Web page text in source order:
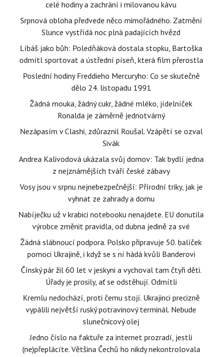
celé hodiny a zachrání i milovanou kávu
Srpnová obloha předvede něco mimořádného. Zatmění
Slunce vystřídá noc plná padajících hvězd
Líbáš jako bůh: Poledňáková dostala stopku, Bartoška
odmítl sportovat a ústřední píseň, která film přerostla
Poslední hodiny Freddieho Mercuryho: Co se skutečně
dělo 24. listopadu 1991
Žádná mouka, žádný cukr, žádné mléko, jídelníček
Ronalda je záměrně jednotvárný
Nezápasím v Clashi, zdůraznil Roušal. Vzápětí se ozval
Sivák
Andrea Kalivodová ukázala svůj domov: Tak bydlí jedna
z nejznámějších tváří české zábavy
Vosy jsou v srpnu nejnebezpečnější: Přírodní triky, jak je
vyhnat ze zahrady a domu
Nabíječku už v krabici notebooku nenajdete. EU donutila
výrobce změnit pravidla, od dubna jedině za své
Žádná slábnoucí podpora. Polsko připravuje 50. balíček
pomoci Ukrajině, i když se s ní hádá kvůli Banderovi
Čínský pár žil 60 let v jeskyni a vychoval tam čtyři děti.
Úřady je prosily, ať se odstěhují. Odmítli
Kremlu nedochází, proti čemu stojí. Ukrajinci precizně
vypálili největší ruský potravinový terminál. Nebude
slunečnicový olej
Jedno číslo na faktuře za internet prozradí, jestli
(ne)přeplácíte. Většina Čechů ho nikdy nekontrolovala